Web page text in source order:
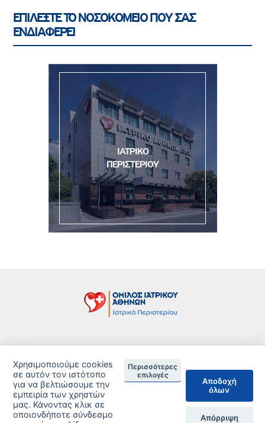
ΕΠΙΛΕΞΤΕ ΤΟ ΝΟΣΟΚΟΜΕΙΟ ΠΟΥ ΣΑΣ
ΕΝΔΙΑΦΕΡΕΙ
ΙΑΤΡΙΚΟ
ΠΕΡΙΣΤΕΡΙΟΥ
Δείτε τις Πιστοποιήσεις ανά Κλινική
© 2026 Copyright © Iatriko.gr | Powered by Aboutnet
Χρησιμοποιούμε cookies
σε αυτόν τον ιστότοπο
για να βελτιώσουμε την
εμπειρία των χρηστών
μας. Κάνοντας κλικ σε
οποιονδήποτε σύνδεσμο
Περισσότερες
επιλογές
Αποδοχή
όλων
Απόρριψη